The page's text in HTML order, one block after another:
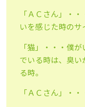
「ＡＣさん」・
いを感じた時のサ
「猫」・・・僕
でいる時は、臭
る時。
「ＡＣさん」・